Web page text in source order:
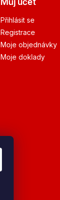
Přihlásit se
Registrace
Moje objednávky
Moje doklady